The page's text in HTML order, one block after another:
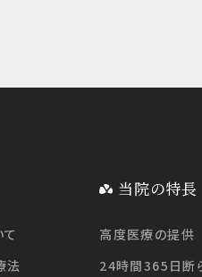
法
当院の特長
高度医療の提供
24時間365日断